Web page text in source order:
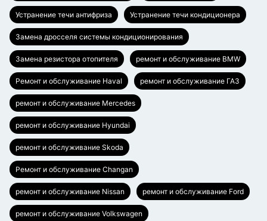
Устранение течи антифриза Устранение течи кондиционера
Замена дросселя системы кондиционирования
Замена резистора отопителя ремонт и обслуживание BMW
Ремонт и обслуживание Haval ремонт и обслуживание ГАЗ
ремонт и обслуживание Mercedes
ремонт и обслуживание Hyundai
ремонт и обслуживание Skoda
Ремонт и обслуживание Changan
ремонт и обслуживание Nissan ремонт и обслуживание Ford
ремонт и обслуживание Volkswagen